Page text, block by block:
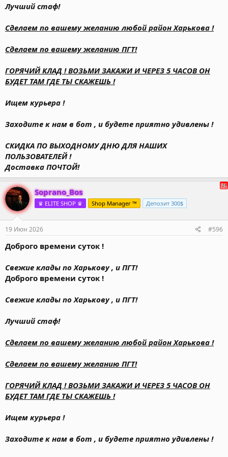
Лучший стаф!
Сделаем по вашему желанию любой район Харькова !
Сделаем по вашему желанию ПГТ!
ГОРЯЧИЙ КЛАД ! ВОЗЬМИ ЗАКАЖИ И ЧЕРЕЗ 5 ЧАСОВ ОН
БУДЕТ ТАМ ГДЕ ТЫ СКАЖЕШЬ !
Ищем курьера !
Заходите к нам в бот , и будете приятно удивлены !
СКИДКА ПО ВЫХОДНОМУ ДНЮ ДЛЯ НАШИХ
ПОЛЬЗОВАТЕЛЕЙ !
Доставка ПОЧТОЙ!
Soprano_Bos
♛ ELITE SHOP ♛ Shop Manager ™ Депозит 300$
19 Июн 2026 #596
Доброго времени суток !
Свежие клады по Харькову , и ПГТ!
Доброго времени суток !
Свежие клады по Харькову , и ПГТ!
Лучший стаф!
Сделаем по вашему желанию любой район Харькова !
Сделаем по вашему желанию ПГТ!
ГОРЯЧИЙ КЛАД ! ВОЗЬМИ ЗАКАЖИ И ЧЕРЕЗ 5 ЧАСОВ ОН
БУДЕТ ТАМ ГДЕ ТЫ СКАЖЕШЬ !
Ищем курьера !
Заходите к нам в бот , и будете приятно удивлены !